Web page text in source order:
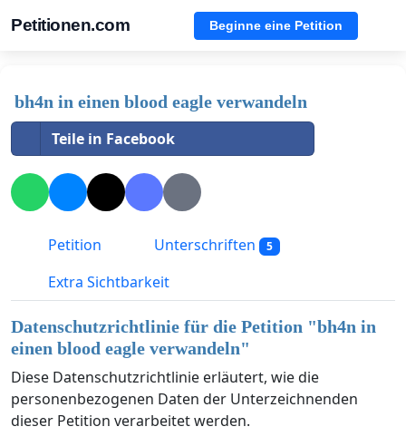
Petitionen.com Beginne eine Petition
bh4n in einen blood eagle verwandeln
Teile in Facebook
Petition Unterschriften 5
Extra Sichtbarkeit
Datenschutzrichtlinie für die Petition "bh4n in
einen blood eagle verwandeln"
Diese Datenschutzrichtlinie erläutert, wie die
personenbezogenen Daten der Unterzeichnenden
dieser Petition verarbeitet werden.